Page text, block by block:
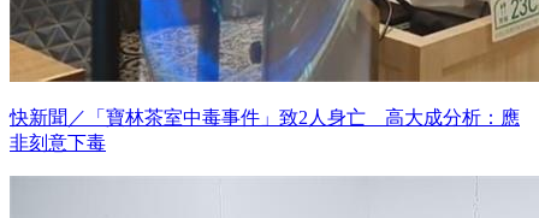
快新聞／「寶林茶室中毒事件」致2人身亡 高大成分析：應
非刻意下毒